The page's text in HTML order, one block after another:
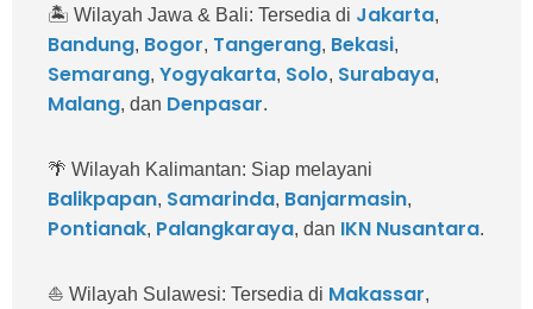
🏝️ Wilayah Jawa & Bali: Tersedia di Jakarta,
Bandung, Bogor, Tangerang, Bekasi,
Semarang, Yogyakarta, Solo, Surabaya,
Malang, dan Denpasar.
🌴 Wilayah Kalimantan: Siap melayani
Balikpapan, Samarinda, Banjarmasin,
Pontianak, Palangkaraya, dan IKN Nusantara.
⛵ Wilayah Sulawesi: Tersedia di Makassar,